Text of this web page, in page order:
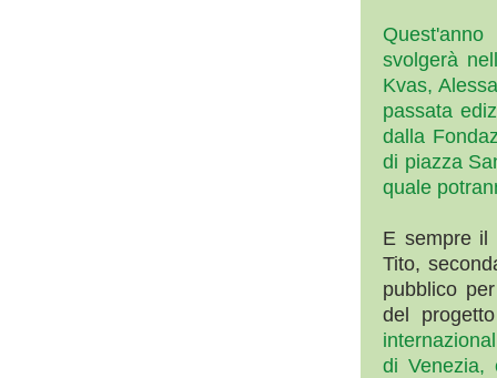
svolgerà
Kvas,
passata
dalla
di piazza
quale
E sempre il
Tito,
pubblico
del
di Venezia,